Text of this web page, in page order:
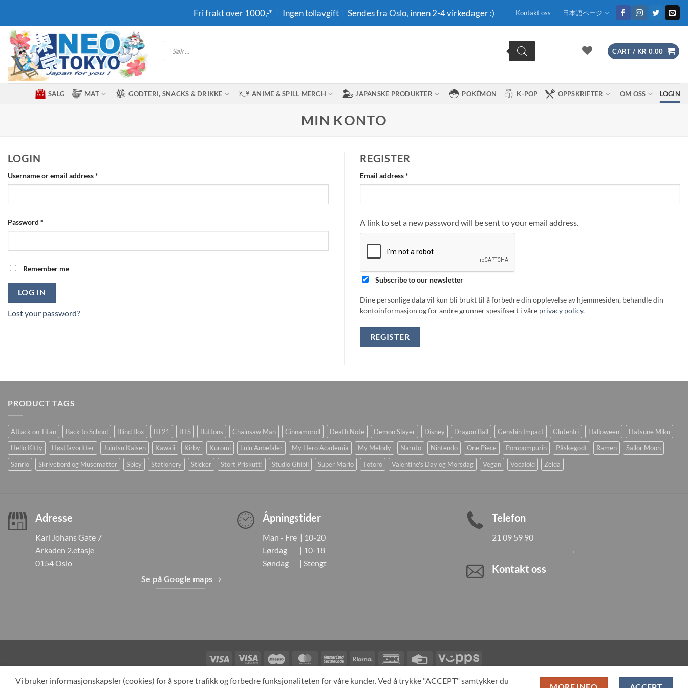
content
Fri frakt over 1000,-* ｜Ingen tollavgift｜Sendes fra Oslo, innen 2-4 virkedager :) Kontakt oss 日本語ページ
Products
search
CART / KR 0.00
SALG MAT GODTERI, SNACKS & DRIKKE ANIME & SPILL MERCH JAPANSKE PRODUKTER POKÉMON K-POP OPPSKRIFTER OM OSS LOGIN
MIN KONTO
LOGIN
Username or email address*
Password *
Remember me
LOG IN
Lost your password?
REGISTER
Email address*
A link to set a new password will be sent to your email address.
Subscribe to our newsletter
Dine personlige data vil kun bli brukt til å forbedre din opplevelse av hjemmesiden, behandle din
kontoinformasjon og for andre grunner spesifisert i våre privacy policy.
REGISTER
PRODUCT TAGS
Attack on Titan Back to School Blind Box BT21 BTS Buttons Chainsaw Man Cinnamoroll Death Note Demon Slayer Disney Dragon Ball Genshin Impact Glutenfri Halloween
Hatsune Miku
Hello Kitty
Høstfavoritter Jujutsu Kaisen Kawaii Kirby Kuromi Lulu Anbefaler My Hero Academia My Melody Naruto Nintendo One Piece Pompompurin Påskegodt Ramen
Sailor Moon
Sanrio
Skrivebord og Musematter Spicy Stationery Sticker Stort Priskutt! Studio Ghibli Super Mario Totoro Valentine's Day og Morsdag Vegan Vocaloid Zelda
Adresse
Karl Johans Gate 7
Arkaden 2.etasje
0154 Oslo
Se på Google maps
Åpningstider
Man - Fre | 10-20
Lørdag | 10-18
Søndag | Stengt
Telefon
21 09 59 90
Kontakt oss
Visa
Visa
Electron
Maestro MasterCardMasterCard
2
Klarna DanKort
Credit
Card
Vipps
TILBAKEKALLINGER KONTAKT OSS OM OSS SPESIALBESTILLING MIN KONTO ALL PRODUCTS
Vi bruker informasjonskapsler (cookies) for å spore trafikk og forbedre funksjonaliteten for våre kunder. Ved å trykke "ACCEPT" samtykker du